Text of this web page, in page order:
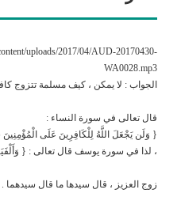
uploads/2017/04/AUD-20170430-
WA0028.mp3
الجواب : لا يمكن ، كيف مسلمة تتزوج
قال تعالى في سورة النساء :
{ وَلَن يَجْعَلَ اللَّهُ لِلْكَافِرِينَ عَلَى الْمُؤْمِنِينَ
، لذا في سورة يوسف قال تعالى : {
زوج العزيز ، قال سيدها ما قال سيدهما .